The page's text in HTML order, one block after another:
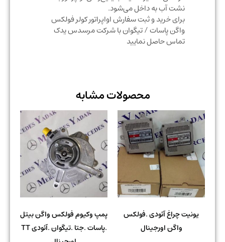
نشت آب به داخل می‌شود.
برای خرید و ثبت سفارش اواپراتور کولر فولکس
واگن پاسات / تیگوان با شرکت مرسدس یدک
تماس حاصل نمایید
محصولات مشابه
یونیت چراغ آئودی .فولکس
واگن اورجینال
پمپ وکیوم فولکس واگن بیتل
.پاسات .جتا .تیگوان .آئودی TT